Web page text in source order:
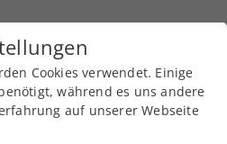
Cookies verwendet. Einige
während es uns andere
auf unserer Webseite